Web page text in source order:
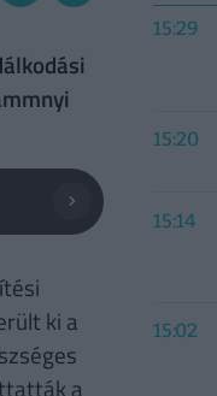
ki a
a
15:29
15:20
15:14
15:02